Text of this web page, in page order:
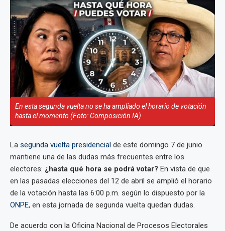
En esta segunda vuelta no se ha ampliado el horario de votación
hasta el momento (Foto: Composición IA)
La segunda vuelta presidencial de este domingo 7 de junio
mantiene una de las dudas más frecuentes entre los
electores: ¿hasta qué hora se podrá votar? En vista de que
en las pasadas elecciones del 12 de abril se amplió el horario
de la votación hasta las 6:00 p.m. según lo dispuesto por la
ONPE, en esta jornada de segunda vuelta quedan dudas.
De acuerdo con la Oficina Nacional de Procesos Electorales